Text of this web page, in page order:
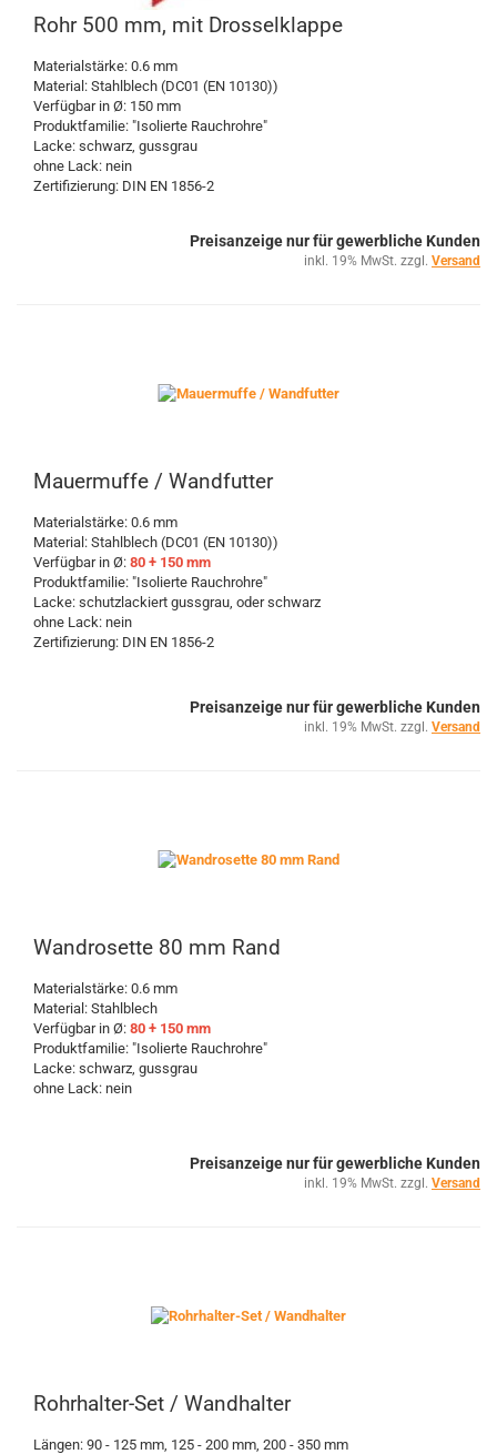
Rohr 500 mm, mit Drosselklappe
Materialstärke: 0.6 mm
Material: Stahlblech (DC01 (EN 10130))
Verfügbar in Ø: 150 mm
Produktfamilie: "Isolierte Rauchrohre"
Lacke: schwarz, gussgrau
ohne Lack: nein
Zertifizierung: DIN EN 1856-2
Preisanzeige nur für gewerbliche Kunden
inkl. 19% MwSt. zzgl. Versand
Mauermuffe / Wandfutter
Materialstärke: 0.6 mm
Material: Stahlblech (DC01 (EN 10130))
Verfügbar in Ø: 80 + 150 mm
Produktfamilie: "Isolierte Rauchrohre"
Lacke: schutzlackiert gussgrau, oder schwarz
ohne Lack: nein
Zertifizierung: DIN EN 1856-2
Preisanzeige nur für gewerbliche Kunden
inkl. 19% MwSt. zzgl. Versand
Wandrosette 80 mm Rand
Materialstärke: 0.6 mm
Material: Stahlblech
Verfügbar in Ø: 80 + 150 mm
Produktfamilie: "Isolierte Rauchrohre"
Lacke: schwarz, gussgrau
ohne Lack: nein
Preisanzeige nur für gewerbliche Kunden
inkl. 19% MwSt. zzgl. Versand
Rohrhalter-Set / Wandhalter
Längen: 90 - 125 mm, 125 - 200 mm, 200 - 350 mm